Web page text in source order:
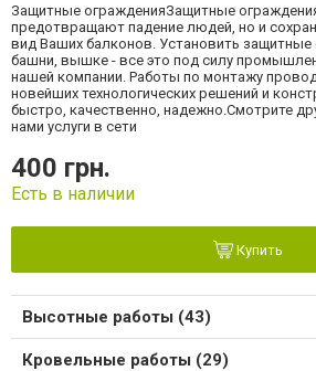
Защитные огражденияЗащитные
предотвращают падение людей, но и
вид Ваших балконов. Установить
башни, вышке - все это под силу
нашей компании. Работы по монтажу
новейших технологических решений и
быстро, качественно, надежно.Смотрите
нами услуги в сети
400 грн.
Есть в наличии
Купить
Высотные работы (43)
Кровельные работы (29)